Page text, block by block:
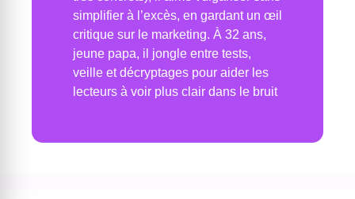
simplifier à l’excès, en gardant un œil
critique sur le marketing. À 32 ans,
jeune papa, il jongle entre tests,
veille et décryptages pour aider les
lecteurs à voir plus clair dans le bruit